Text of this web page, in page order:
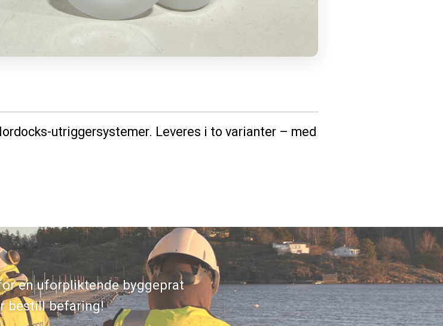
utrigger­systemer. Leveres i to varianter – med
en uforpliktende byggeprat
bestill befaring!